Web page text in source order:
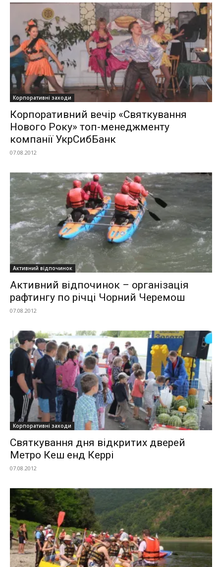
Корпоративні заходи
Корпоративний вечір «Святкування
Нового Року» топ-менеджменту
компанії УкрСибБанк
07.08.2012
Активний відпочинок
Активний відпочинок – організація
рафтингу по річці Чорний Черемош
07.08.2012
Корпоративні заходи
Святкування дня відкритих дверей
Метро Кеш енд Керрі
07.08.2012